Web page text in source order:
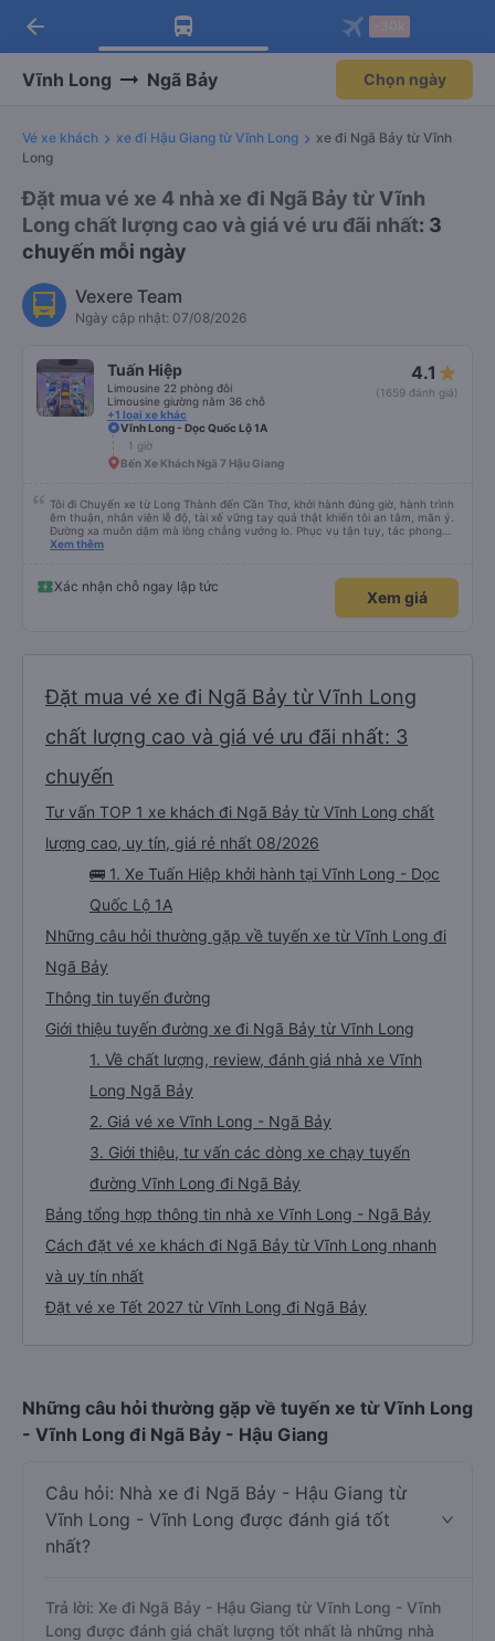
Tải app Vexere ngay!
Nhận ưu đãi thành viên độc
Mở app
Tải app Vexere
-30k/ghế khi đặt vé máy bay qua
Mở app
arrow_back
Vĩnh Long Ngã Bảy Chọn ngày
Vé xe khách xe đi Hậu Giang từ Vĩnh Long
xe đi Ngã Bảy từ Vĩnh
Long
Đặt mua vé xe 4 nhà xe đi Ngã Bảy từ Vĩnh
Long chất lượng cao và giá vé ưu đãi nhất: 3
chuyến mỗi ngày
Vexere Team
Ngày cập nhật: 07/08/2026
Tuấn Hiệp
Limousine 22 phòng đôi
Limousine giường nằm 36 chỗ
+1 loại xe khác
4.1
(1659 đánh giá)
Vĩnh Long - Dọc Quốc Lộ 1A
1 giờ
Bến Xe Khách Ngã 7 Hậu Giang
Tôi đi Chuyến xe từ Long Thành đến Cần Thơ, khởi hành đúng giờ, hành trình
êm thuận, nhân viên lễ độ, tài xế vững tay quả thật khiến tôi an tâm, mãn ý.
Đường xa muôn dặm mà lòng chẳng vướng lo. Phục vụ tận tụy, tác phong
nghiêm cẩn, hiếm thấy giữa thời buổi kim tiền vội vã. Xã hội loạn đạo. Xin gửi
Xem thêm
Xác nhận chỗ ngay lập tức
Xem giá
Đặt mua vé xe đi Ngã Bảy từ Vĩnh Long
chất lượng cao và giá vé ưu đãi nhất: 3
chuyến
Tư vấn TOP 1 xe khách đi Ngã Bảy từ Vĩnh Long chất
lượng cao, uy tín, giá rẻ nhất 08/2026
🚌 1. Xe Tuấn Hiệp khởi hành tại Vĩnh Long - Dọc
Quốc Lộ 1A
Những câu hỏi thường gặp về tuyến xe từ Vĩnh Long đi
Ngã Bảy
Thông tin tuyến đường
Giới thiệu tuyến đường xe đi Ngã Bảy từ Vĩnh Long
1. Về chất lượng, review, đánh giá nhà xe Vĩnh
Long Ngã Bảy
2. Giá vé xe Vĩnh Long - Ngã Bảy
3. Giới thiệu, tư vấn các dòng xe chạy tuyến
đường Vĩnh Long đi Ngã Bảy
Bảng tổng hợp thông tin nhà xe Vĩnh Long - Ngã Bảy
Cách đặt vé xe khách đi Ngã Bảy từ Vĩnh Long nhanh
và uy tín nhất
Đặt vé xe Tết 2027 từ Vĩnh Long đi Ngã Bảy
Những câu hỏi thường gặp về tuyến xe từ Vĩnh Long
- Vĩnh Long đi Ngã Bảy - Hậu Giang
Câu hỏi: Nhà xe đi Ngã Bảy - Hậu Giang từ
Vĩnh Long - Vĩnh Long được đánh giá tốt
nhất?
Trả lời: Xe đi Ngã Bảy - Hậu Giang từ Vĩnh Long - Vĩnh
Long được đánh giá chất lượng tốt nhất là những nhà